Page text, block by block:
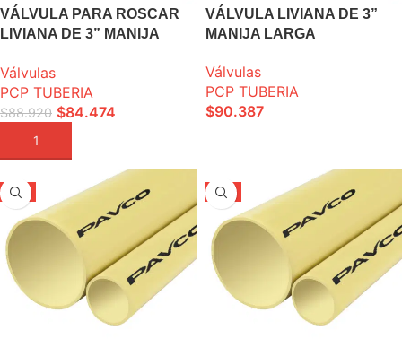
VÁLVULA PARA ROSCAR
LIVIANA DE 3” MANIJA
Válvulas
PCP TUBERIA
$88.920 $84.474
AÑADIR A LA CESTA
VÁLVULA LIVIANA DE 3”
MANIJA LARGA
Válvulas
PCP TUBERIA
$90.387
-5% -5%